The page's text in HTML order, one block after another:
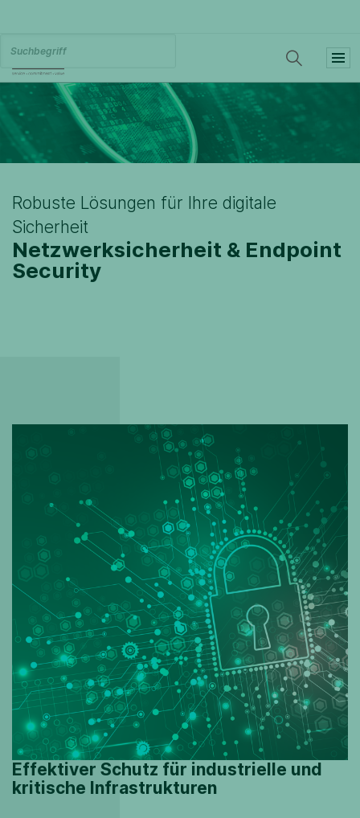
Robuste Lösungen für Ihre digitale
Sicherheit
Netzwerksicherheit & Endpoint
Security
Effektiver Schutz für industrielle und
kritische Infrastrukturen